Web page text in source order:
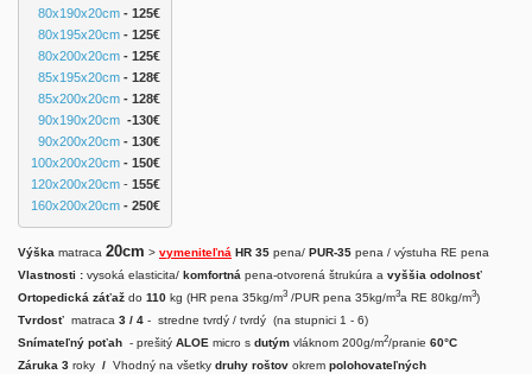
80x190x20cm - 125€
80x195x20cm - 125€
80x200x20cm - 125€
85x195x20cm - 128€
85x200x20cm - 128€
90x190x20cm -130€
90x200x20cm - 130€
100x200x20cm - 150€
120x200x20cm - 155€
160x200x20cm - 250€
Výška matraca 20cm > vymeniteľná HR 35 pena/ PUR-35 pena / výstuha RE pena
Vlastnosti : vysoká elasticita/ komfortná pena-otvorená štrukúra a vyššia odolnosť
Ortopedická záťaž do 110 kg (HR pena 35kg/m3 /PUR pena 35kg/m3a RE 80kg/m3)
Tvrdosť matraca 3 / 4 - stredne tvrdý / tvrdý (na stupnici 1 - 6)
Snímateľný poťah - prešitý ALOE micro s dutým vláknom 200g/m2/pranie 60°C
Záruka 3 roky / Vhodný na všetky druhy roštov okrem polohovateľných